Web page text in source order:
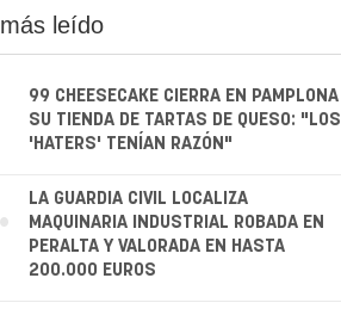
leído
99 CHEESECAKE CIERRA EN PAMPLONA
SU TIENDA DE TARTAS DE QUESO: "LOS
'HATERS' TENÍAN RAZÓN"
LA GUARDIA CIVIL LOCALIZA
MAQUINARIA INDUSTRIAL ROBADA EN
PERALTA Y VALORADA EN HASTA
200.000 EUROS